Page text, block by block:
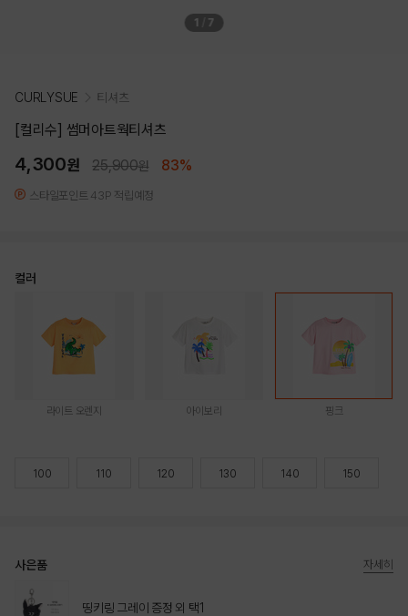
1 7
CURLYSUE 티셔츠
[컬리수] 썸머아트웍티셔츠
4,300원 25,900원 83%
스타일포인트 43P 적립예정
컬러
라이트 오렌지 아이보리 핑크
100 110 120 130 140 150
사은품
띵키링 그레이 증정 외 택1
자세히